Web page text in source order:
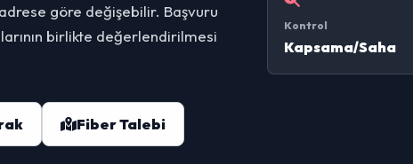
göre değişebilir. Başvuru
birlikte değerlendirilmesi
Fiber Talebi
Kontrol
Kapsama/Saha